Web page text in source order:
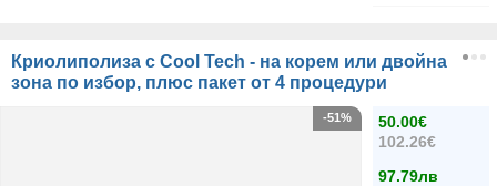
Криолиполиза с Cool Tech - на корем или двойна
зона по избор, плюс пакет от 4 процедури
50.00€
102.26€
97.79лв
-51%